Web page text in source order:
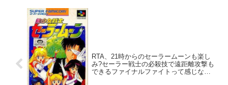
RTA、21時からのセーラームーンも楽し
み?セーラー戦士の必殺技で遠距離攻撃も
できるファイナルファイトって感じなん